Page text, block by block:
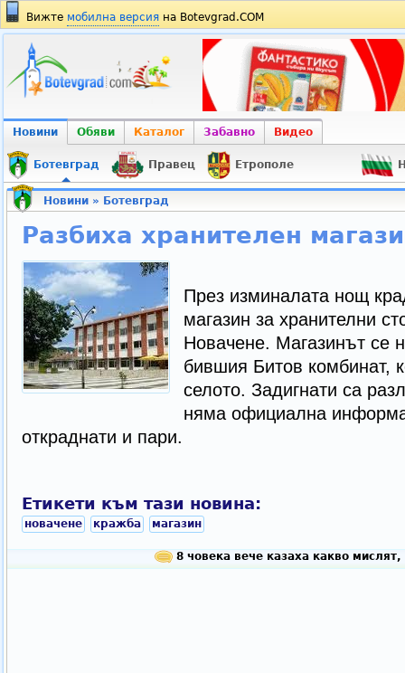
Вижте мобилна версия на Botevgrad.COM
Новини Обяви Каталог Забавно Видео
Ботевград Правец Етрополе
Новини» Ботевград
Разбиха хранителен
През изминалата нощ
магазин за хранителни
Новачене. Магазинът се
бившия Битов комбинат,
селото. Задигнати са
няма официална
откраднати и пари.
Етикети към тази новина:
новачене кражба магазин
8 човека вече казаха какво